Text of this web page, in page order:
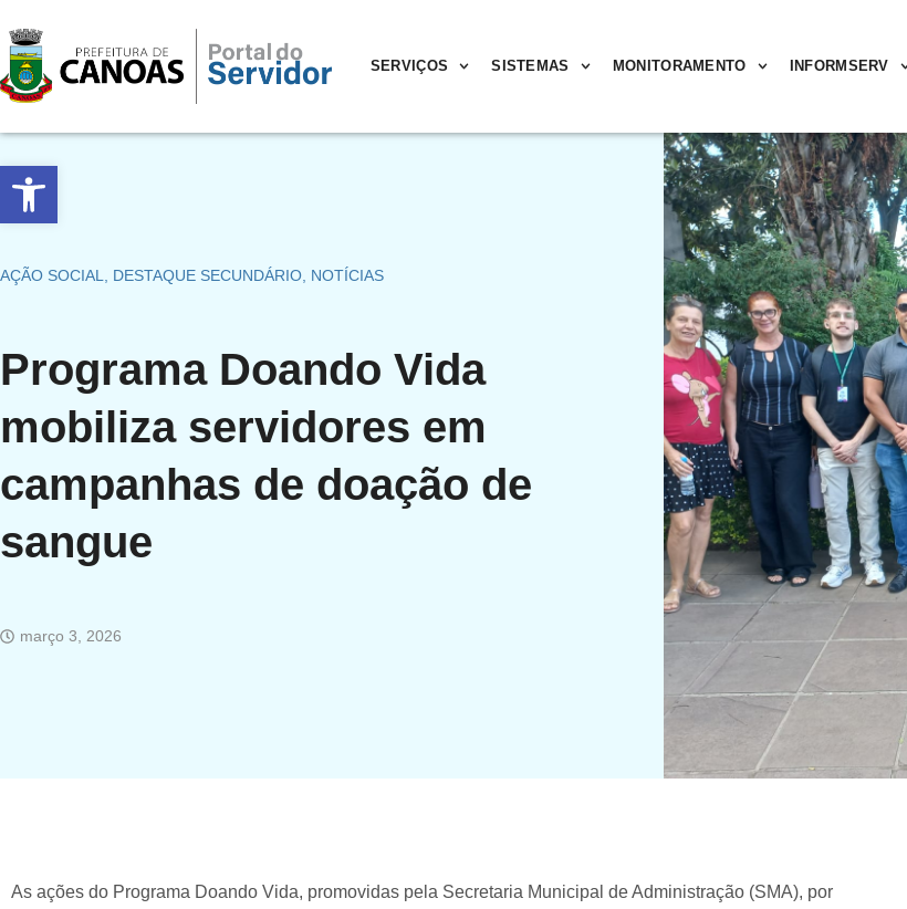
Abrir a barra de ferramentas
SERVIÇOS SISTEMAS MONITORAMENTO INFORMSERV
AÇÃO SOCIAL DESTAQUE SECUNDÁRIO NOTÍCIAS
Programa Doando Vida
mobiliza servidores em
campanhas de doação de
sangue
março 3, 2026
As ações do Programa Doando Vida, promovidas pela Secretaria Municipal de Administração (SMA), por